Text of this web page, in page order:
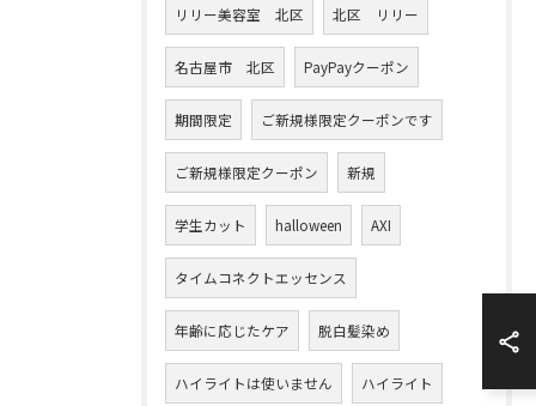
リリー美容室 北区 北区 リリー
名古屋市 北区 PayPayクーポン
期間限定 ご新規様限定クーポンです
ご新規様限定クーポン 新規
学生カット halloween AXI
タイムコネクトエッセンス
年齢に応じたケア 脱白髪染め
ハイライトは使いません ハイライト